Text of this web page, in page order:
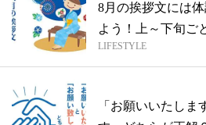
8月の挨拶文には
よう！上～下旬ご
LIFESTYLE
「お願いいたしま